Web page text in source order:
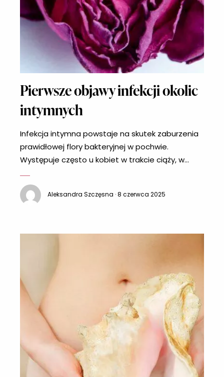
Pierwsze objawy infekcji okolic
intymnych
Infekcja intymna powstaje na skutek zaburzenia
prawidłowej flory bakteryjnej w pochwie.
Występuje często u kobiet w trakcie ciąży, w
okresie menopauzy, podczas antybiotykoterapii
czy też w związku z aktywnością seksualną.
Poznaj pierwsze objawy infekcji intymnej, aby
Aleksandra Szczęsna · 8 czerwca 2025